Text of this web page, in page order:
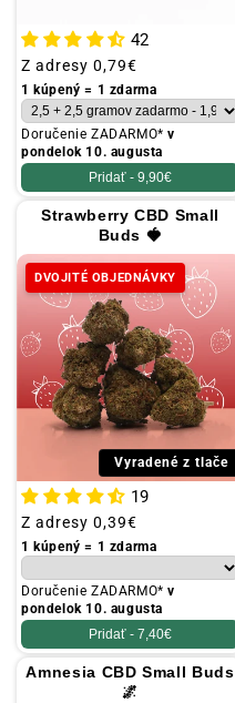
42
Obvyklá
cena
Z adresy 0,79€
1 kúpený = 1 zdarma
Doručenie ZADARMO*v
pondelok 10. augusta
Pridať - 9,90€
Strawberry CBD Small
Buds 🍓
DVOJITÉ OBJEDNÁVKY
Vyradené z tlače
19
Obvyklá
cena
Z adresy 0,39€
1 kúpený = 1 zdarma
Doručenie ZADARMO*v
pondelok 10. augusta
Pridať - 7,40€
Amnesia CBD Small Buds
🌌